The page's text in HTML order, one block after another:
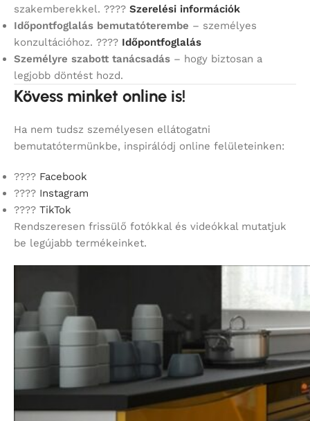
szakemberekkel. ???? Szerelési információk
Időpontfoglalás bemutatóterembe – személyes
konzultációhoz. ???? Időpontfoglalás
Személyre szabott tanácsadás – hogy biztosan a
legjobb döntést hozd.
Kövess minket online is!
Ha nem tudsz személyesen ellátogatni
bemutatótermünkbe, inspirálódj online felületeinken:
???? Facebook
???? Instagram
???? TikTok
Rendszeresen frissülő fotókkal és videókkal mutatjuk
be legújabb termékeinket.